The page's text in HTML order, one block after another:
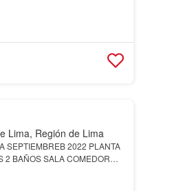
Lima, Región de Lima
SEPTIEMBREB 2022 PLANTA
2 BAÑOS SALA COMEDOR